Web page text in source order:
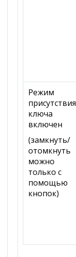
Режим
присутствия
ключа
включен
(замкнуть/
отомкнуть
можно
только с
помощью
кнопок)